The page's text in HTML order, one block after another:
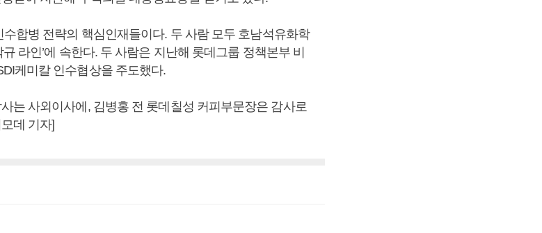
합병 전략의 핵심인재들이다. 두 사람 모두 호남석유화학
라인’에 속한다. 두 사람은 지난해 롯데그룹 정책본부 비
케미칼 인수협상을 주도했다.
는 사외이사에, 김병홍 전 롯데칠성 커피부문장은 감사로
데 기자]